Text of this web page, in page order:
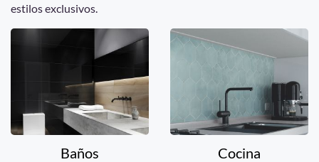
estilos exclusivos.
Baños Cocina